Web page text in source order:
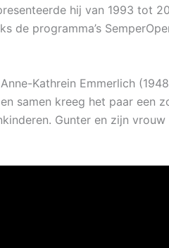
hij van 1993 tot
de programma’s
Kathrein Emmerlich
samen kreeg het paar een
Gunter en zijn vrouw